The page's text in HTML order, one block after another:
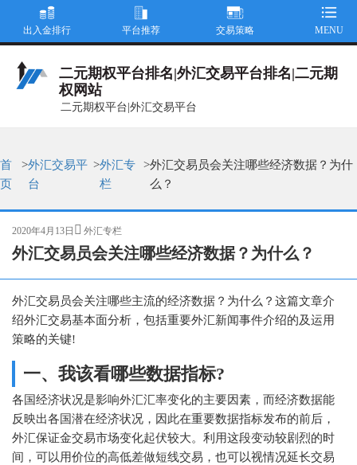
二元期权平台排名|外汇交易平台排名|二元期
权网站
二元期权平台|外汇交易平台
出入金排行 平台推荐 交易策略 MENU
首
页
>外汇交易平
台
>外汇专
栏
>外汇交易员会关注哪些经济数据？为什
么？
发
布
于
2020年4月13日
分
类
外汇专栏
外汇交易员会关注哪些经济数据？为什么？
外汇交易员会关注哪些主流的经济数据？为什么？这篇文章介
绍外汇交易基本面分析，包括重要外汇新闻事件介绍的及运用
策略的关键!
一、我该看哪些数据指标?
各国经济状况是影响外汇汇率变化的主要因素，而经济数据能
反映出各国潜在经济状况，因此在重要数据指标发布的前后，
外汇保证金交易市场变化起伏较大。利用这段变动较剧烈的时
间，可以用价位的高低差做短线交易，也可以视情况延长交易